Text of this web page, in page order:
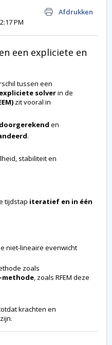
Afdrukken
PM
een expliciete en
tussen een
solverin de
zit vooral in
en
.
stabiliteit en
tijdstap iteratief en in één
niet-lineaire evenwicht
zoals
methode, zoals RFEM deze
krachten en